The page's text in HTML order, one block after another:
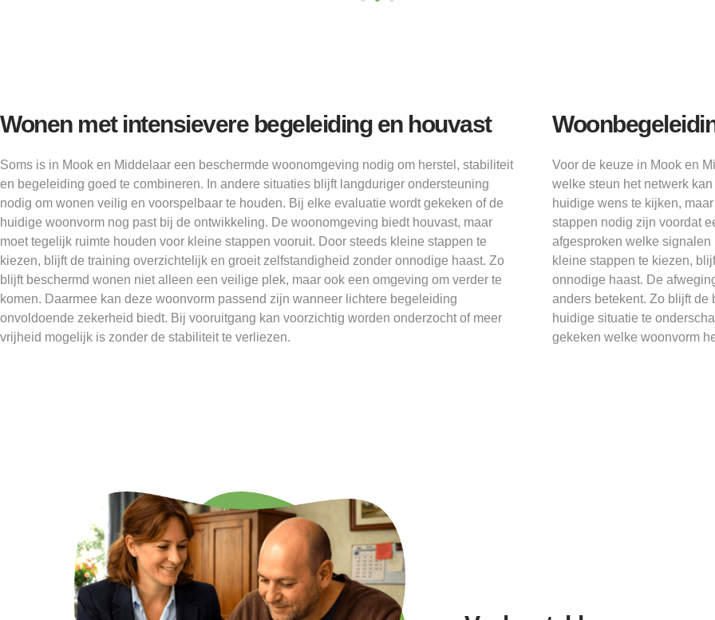
Wonen met intensievere begeleiding en houvast
Soms is in Mook en Middelaar een beschermde woonomgeving nodig om herstel, stabiliteit
en begeleiding goed te combineren. In andere situaties blijft langduriger ondersteuning
nodig om wonen veilig en voorspelbaar te houden. Bij elke evaluatie wordt gekeken of de
huidige woonvorm nog past bij de ontwikkeling. De woonomgeving biedt houvast, maar
moet tegelijk ruimte houden voor kleine stappen vooruit. Door steeds kleine stappen te
kiezen, blijft de training overzichtelijk en groeit zelfstandigheid zonder onnodige haast. Zo
blijft beschermd wonen niet alleen een veilige plek, maar ook een omgeving om verder te
komen. Daarmee kan deze woonvorm passend zijn wanneer lichtere begeleiding
onvoldoende zekerheid biedt. Bij vooruitgang kan voorzichtig worden onderzocht of meer
vrijheid mogelijk is zonder de stabiliteit te verliezen.
Voor de keuze in Mook en
welke steun het netwerk
huidige wens te kijken,
stappen nodig zijn voordat
afgesproken welke signalen
kleine stappen te kiezen,
onnodige haast. De
anders betekent. Zo blijft
huidige situatie te
gekeken welke woonvorm